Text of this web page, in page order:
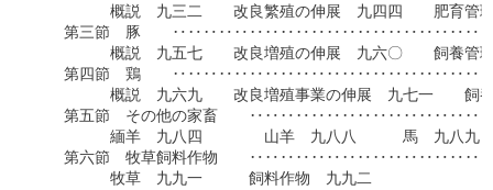
概説　九三二　　改良繁殖の伸展　九四四　　肥育管理技
第三節　豚　　
概説　九五七　　改良増殖の伸展　九六〇　　飼養管理
第四節　鶏　　
概説　九六九　　改良増殖事業の伸展　九七一　　飼養管
第五節　その他の家畜　　
緬羊　九八四　　　　山羊　九八八　　　馬　九八九
第六節　牧草飼料作物　　
牧草　九九一　　　飼料作物　九九二